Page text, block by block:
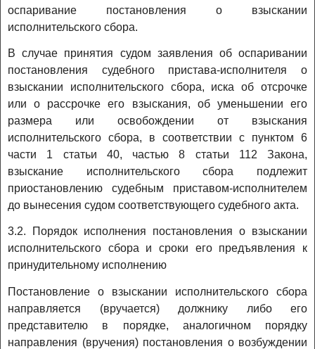
оспаривание постановления о взыскании
исполнительского сбора.
В случае принятия судом заявления об оспаривании
постановления судебного пристава-исполнителя о
взыскании исполнительского сбора, иска об отсрочке
или о рассрочке его взыскания, об уменьшении его
размера или освобождении от взыскания
исполнительского сбора, в соответствии с пунктом 6
части 1 статьи 40, частью 8 статьи 112 Закона,
взыскание исполнительского сбора подлежит
приостановлению судебным приставом-исполнителем
до вынесения судом соответствующего судебного акта.
3.2. Порядок исполнения постановления о взыскании
исполнительского сбора и сроки его предъявления к
принудительному исполнению
Постановление о взыскании исполнительского сбора
направляется (вручается) должнику либо его
представителю в порядке, аналогичном порядку
направления (вручения) постановления о возбуждении